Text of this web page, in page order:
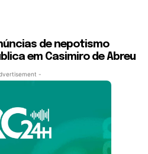
de nepotismo
em Casimiro de Abreu
-